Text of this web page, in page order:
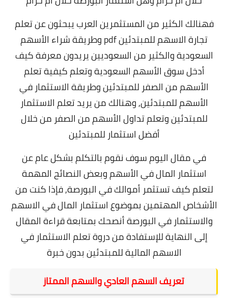
فهنالك الكثير من المستثمرين العرب يبحثون عنتعلم
تجارة الاسهم للمبتدئين pdf وطريقة شراء الأسهم
السعودية والكثير من السعوديين يريدون معرفة كيف
أدخل سوق الأسهم السعودية وتعلم كيفية تعلم
الأسهم من الصفر للمبتدئين وطريقة الاستثمار في
الأسهم للمبتدئين, وهنالك من يريد تعلم الاستثمار
للمبتدئين وتعلم تداول الأسهم من الصفر من خلال
أفضل استثمار للمبتدئين
في مقال اليوم سوف نقوم بالتكلم بشكل عام عن
استثمار المال في الأسهم وبعض النصائح المهمة
لتعلمكيف تستثمر أموالك في البورصة, فإذا كنت من
الأشخاص المهتمين بموضوع استثمار المال في الاسهم
والاستثمار في البورصةأنصحك بمتابعة قراءة المقال
إلى النهاية للإستفادة من دروة تعلم الاستثمار في
الاسهم المالية للمبتدئين بدون خبرة
تعريف السهم العادي والسهم الممتاز